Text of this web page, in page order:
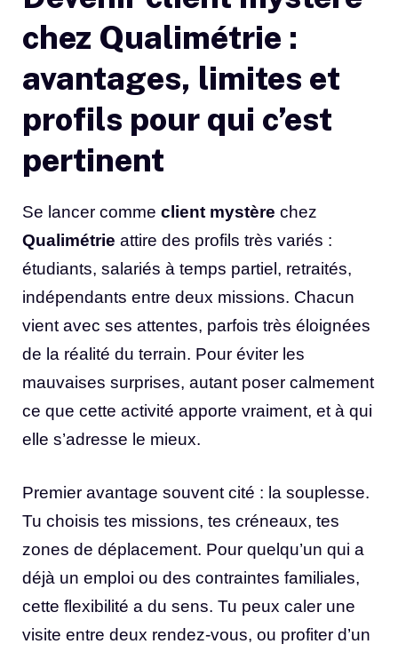
chez Qualimétrie :
avantages, limites et
profils pour qui c’est
pertinent
Se lancer comme client mystère chez
Qualimétrie attire des profils très variés :
étudiants, salariés à temps partiel, retraités,
indépendants entre deux missions. Chacun
vient avec ses attentes, parfois très éloignées
de la réalité du terrain. Pour éviter les
mauvaises surprises, autant poser calmement
ce que cette activité apporte vraiment, et à qui
elle s’adresse le mieux.
Premier avantage souvent cité : la souplesse.
Tu choisis tes missions, tes créneaux, tes
zones de déplacement. Pour quelqu’un qui a
déjà un emploi ou des contraintes familiales,
cette flexibilité a du sens. Tu peux caler une
visite entre deux rendez-vous, ou profiter d’un